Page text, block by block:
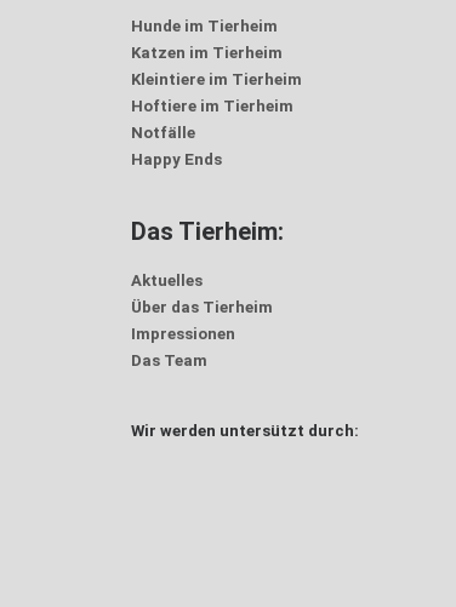
Hunde im Tierheim
Katzen im Tierheim
Kleintiere im Tierheim
Hoftiere im Tierheim
Notfälle
Happy Ends
Das Tierheim:
Aktuelles
Über das Tierheim
Impressionen
Das Team
Wir werden untersützt durch: